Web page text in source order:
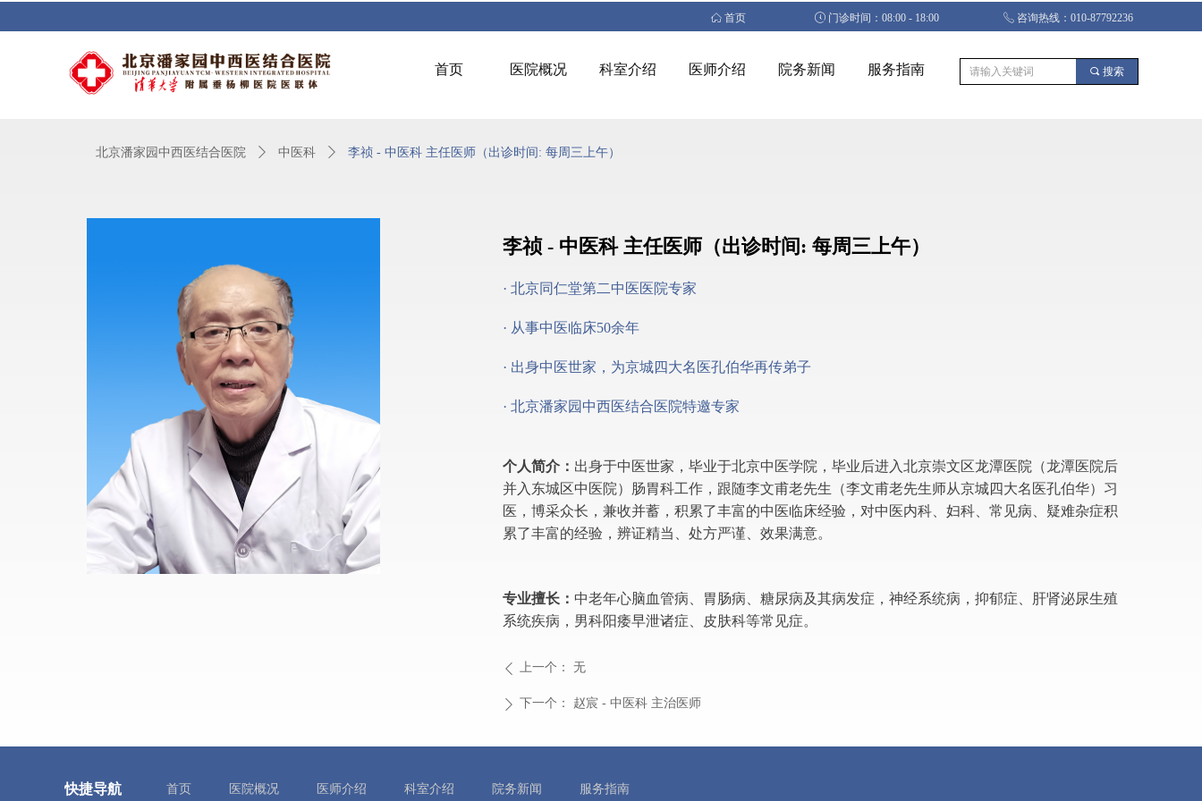
首页 医院概况 科室介绍 医师介绍 院务新闻 服务指南 끠 搜索
ꀇ 首页 ꂂ 门诊时间：08:00 - 18:00 ꂅ 咨询热线：010-87792236
北京潘家园中西医结合医院 ꄲ 中医科 ꄲ 李祯 - 中医科 主任医师（出诊时间: 每周三上午）
李祯 - 中医科 主任医师（出诊时间: 每周三上午）
· 北京同仁堂第二中医医院专家
· 从事中医临床50余年
· 出身中医世家，为京城四大名医孔伯华再传弟子
· 北京潘家园中西医结合医院特邀专家
ꄴ 上一个： 无
ꄲ 下一个： 赵宸 - 中医科 主治医师
个人简介： 出身于中医世家，毕业于北京中医学院，毕业后进入北京崇文区龙潭医院（龙潭医院后
并入东城区中医院）肠胃科工作，跟随李文甫老先生（李文甫老先生师从京城四大名医孔伯华）习
医，博采众长，兼收并蓄，积累了丰富的中医临床经验，对中医内科、妇科、常见病、疑难杂症积
累了丰富的经验，辨证精当、处方严谨、效果满意。
专业擅长： 中老年心脑血管病、胃肠病、糖尿病及其病发症，神经系统病，抑郁症、肝肾泌尿生殖
系统疾病，男科阳痿早泄诸症、皮肤科等常见症。
快捷导航 首页 医院概况 医师介绍 科室介绍 院务新闻 服务指南